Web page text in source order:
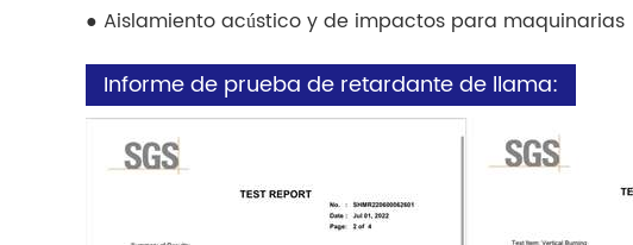
● Aislamiento acústico y de impactos para maquinarias
Informe de prueba de retardante de llama: